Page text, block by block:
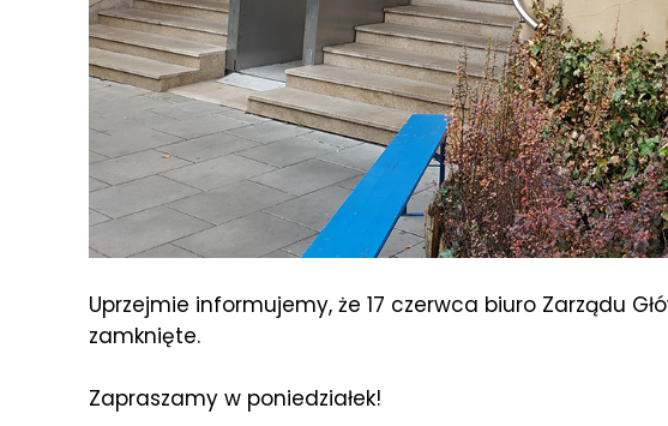
Uprzejmie informujemy, że 17 czerwca biuro Zarządu
zamknięte.
Zapraszamy w poniedziałek!